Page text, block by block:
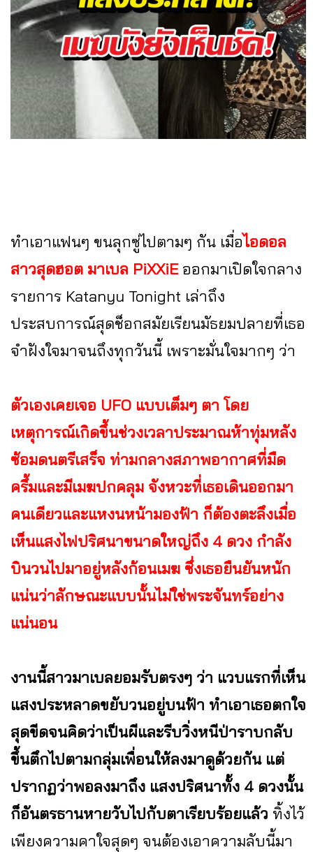
ทำเอาแฟนๆ ขนลุกซู่ไปตามๆ กัน เมื่อไอดอล
สาวสุดฮอต มาเบล PiXXiEออกมาเปิดใจกลาง
รายการ Katanyu Tonight เล่าถึง
ประสบการณ์สุดช็อกสมัยเรียนมัธยมปลายที่เธอ
จำฝังใจมาจนถึงทุกวันนี้ เพราะมั่นใจมากๆ ว่า
ตัวเองเคยเจอ UFO แบบเต็มๆ ตา โดย
เหตุการณ์เกิดขึ้นช่วงเวลาประมาณห้าทุ่มหลัง
ซ้อมดนตรีเสร็จ ท่ามกลางสภาพอากาศที่มืด
ครึ้มและมีเมฆปกคลุม จังหวะที่เธอเดินออกมา
คนเดียวและแหงนหน้ามองฟ้า ก็ต้องตะลึงเมื่อ
เห็นแสงไฟปริศนาขนาดใหญ่ถึง 4 ดวง กำลัง
บินวนไปมาอยู่หลังก้อนเมฆ ซึ่งเธอยืนยันหนัก
แน่นว่าลักษณะแบบนั้นไม่ใช่พระจันทร์อย่าง
แน่นอน
งานนี้สาวมาเบลยอมรับตรงๆ ว่า แวบแรกที่เห็น
แสงประหลาดขยับวนอยู่บนฟ้า ทำเอาเธอตกใจ
สุดขีดจนคิดว่าเป็นผีและรีบวิ่งหนีป่าราบกลับ
ขึ้นตึกไปตามกลุ่มเพื่อนให้ลงมาดูด้วยกัน แต่
ปรากฏว่าพอลงมาถึง แสงปริศนาทั้ง 4 ดวงนั้น
ก็อันตรธานหายวับไปกับตาเรียบร้อยแล้ว ทิ้งไว้
เพียงความคาใจสุดๆ จนต้องเอาความลับนี้มา